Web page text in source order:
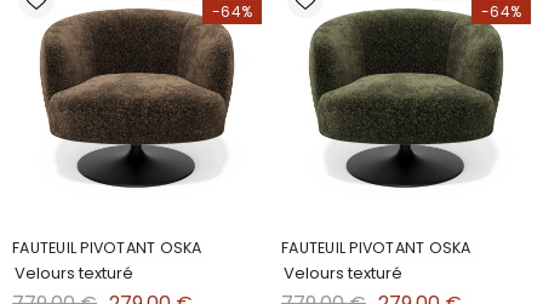
-64%
FAUTEUIL PIVOTANT OSKA
Velours texturé
-64%
FAUTEUIL PIVOTANT OSKA
Velours texturé